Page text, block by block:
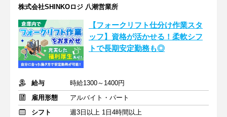
株式会社SHINKOロジ 八潮営業所
【フォークリフト仕分け作業スタ
ッフ】資格が活かせる！柔軟シフ
トで長期安定勤務も◎
給与
時給1300～1400円
雇用形態
アルバイト・パート
シフト
週3日以上 1日4時間以上